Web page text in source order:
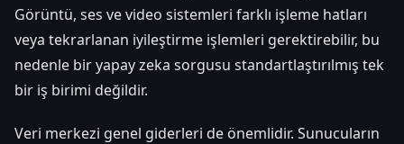
Görüntü, ses ve video sistemleri farklı işleme hatları
veya tekrarlanan iyileştirme işlemleri gerektirebilir, bu
nedenle bir yapay zeka sorgusu standartlaştırılmış tek
bir iş birimi değildir.
Veri merkezi genel giderleri de önemlidir. Sunucuların